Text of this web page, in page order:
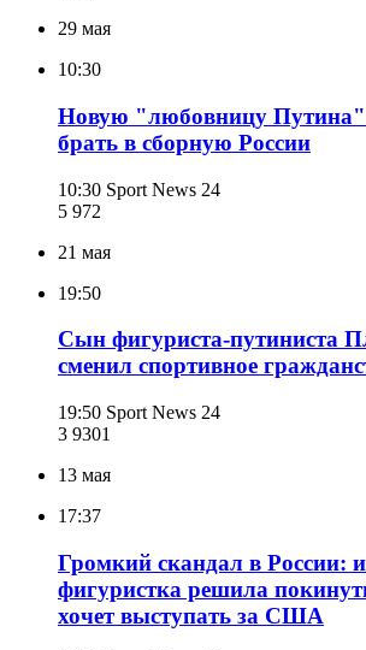
29 мая
10:30
Новую "любовницу Путина"
брать в сборную России
10:30 Sport News 24
5 972
21 мая
19:50
Сын фигуриста-путиниста
сменил спортивное
19:50 Sport News 24
3 9301
13 мая
17:37
Громкий скандал в России:
фигуристка решила
хочет выступать за США